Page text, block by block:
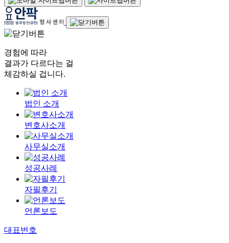
경험에 따라
결과가 다르다는 걸
체감하실 겁니다.
법인 소개
변호사소개
사무실소개
성공사례
자필후기
언론보도
대표번호